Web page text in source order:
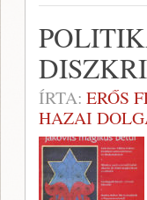
ÍRTA: ERŐS
HAZAI